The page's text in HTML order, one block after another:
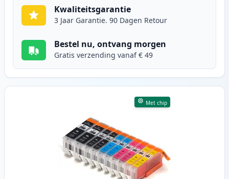
Kwaliteitsgarantie
3 Jaar Garantie. 90 Dagen Retour
Bestel nu, ontvang morgen
Gratis verzending vanaf € 49
Met chip